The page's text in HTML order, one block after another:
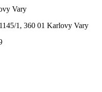
Vary
1, 360 01 Karlovy Vary